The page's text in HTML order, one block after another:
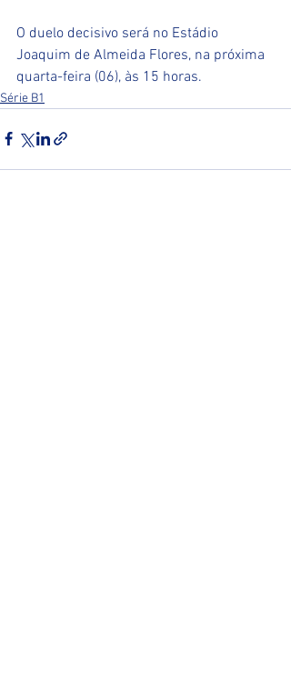
O duelo decisivo será no Estádio
Joaquim de Almeida Flores, na próxima
quarta-feira (06), às 15 horas.
Série B1